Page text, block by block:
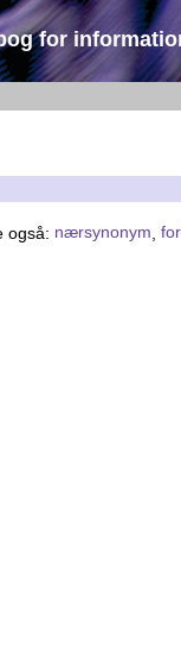
for
også: nærsynonym ,